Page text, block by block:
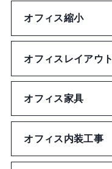
ネックストラップ
セキュリティ
のり
リストバンド
フェイスシール
バンダナ・はちまき
ドリンクカバー
エコバッグ
ユニフォーム型バッグ
財布
ポーチ
ペンケース
カード・パスケース
オフィス縮小
オフィスレイアウト
オフィス家具
オフィス内装工事